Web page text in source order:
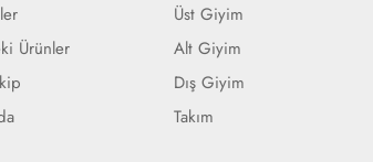
Ürünler
Üst Giyim
Alt Giyim
Dış Giyim
Takım